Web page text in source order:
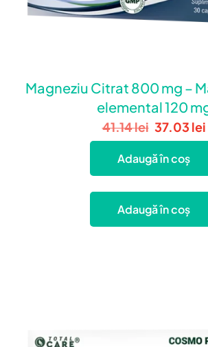
Magneziu Citrat 800 mg –
elemental 120
41.14lei 37.03 lei
Adaugă în coș
Adaugă în coș